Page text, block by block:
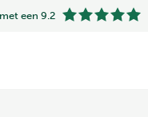
een 9.2
een 9.2